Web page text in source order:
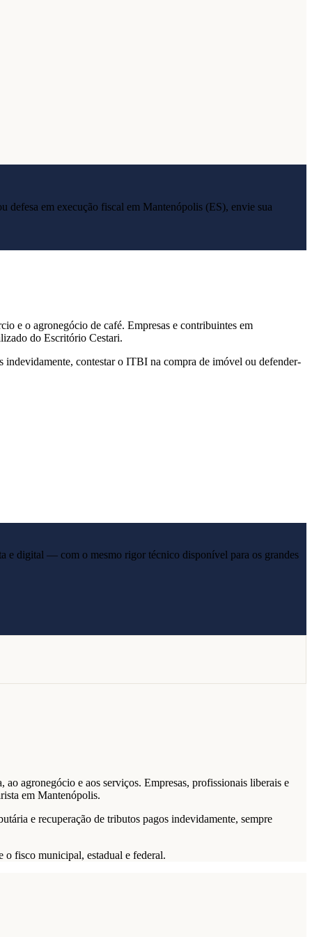
defesa em execução fiscal em Mantenópolis (ES), envie sua
e o agronegócio de café. Empresas e contribuintes em
do Escritório Cestari.
contestar o ITBI na compra de imóvel ou defender-
e digital — com o mesmo rigor técnico disponível para os grandes
agronegócio e aos serviços. Empresas, profissionais liberais e
em Mantenópolis.
e recuperação de tributos pagos indevidamente, sempre
o fisco municipal, estadual e federal.